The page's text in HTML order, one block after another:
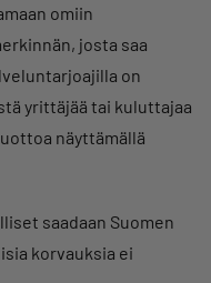
omiin
josta saa
on
yrittäjää tai kuluttajaa
näyttämällä
saadaan Suomen
korvauksia ei